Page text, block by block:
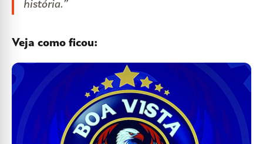
história.”
Veja como ficou: